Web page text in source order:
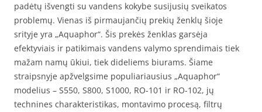
padėtų išvengti su vandens kokybe susijusių sveikatos
problemų. Vienas iš pirmaujančių prekių ženklų šioje
srityje yra „Aquaphor“. Šis prekės ženklas garsėja
efektyviais ir patikimais vandens valymo sprendimais tiek
mažam namų ūkiui, tiek dideliems biurams. Šiame
straipsnyje apžvelgsime populiariausius „Aquaphor“
modelius – S550, S800, S1000, RO-101 ir RO-102, jų
technines charakteristikas, montavimo procesą, filtrų